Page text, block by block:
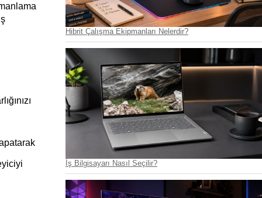
Hibrit Çalışma Ekipmanları Nelerdir?
İş Bilgisayarı Nasıl Seçilir?